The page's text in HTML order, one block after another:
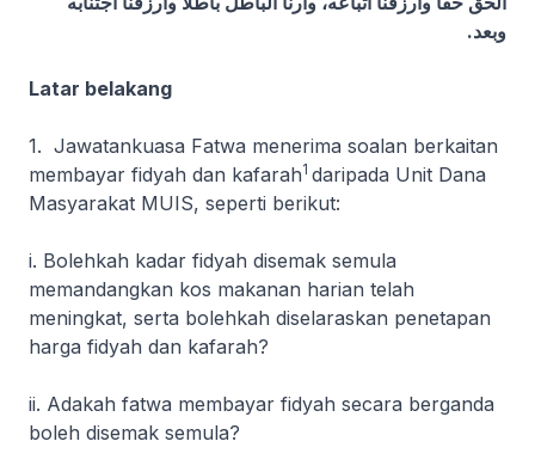
وبعد.
Latar belakang
1. Jawatankuasa Fatwa menerima soalan berkaitan
membayar fidyah dan kafarah1 daripada Unit Dana
Masyarakat MUIS, seperti berikut:
i. Bolehkah kadar fidyah disemak semula
memandangkan kos makanan harian telah
meningkat, serta bolehkah diselaraskan penetapan
harga fidyah dan kafarah?
ii. Adakah fatwa membayar fidyah secara berganda
boleh disemak semula?